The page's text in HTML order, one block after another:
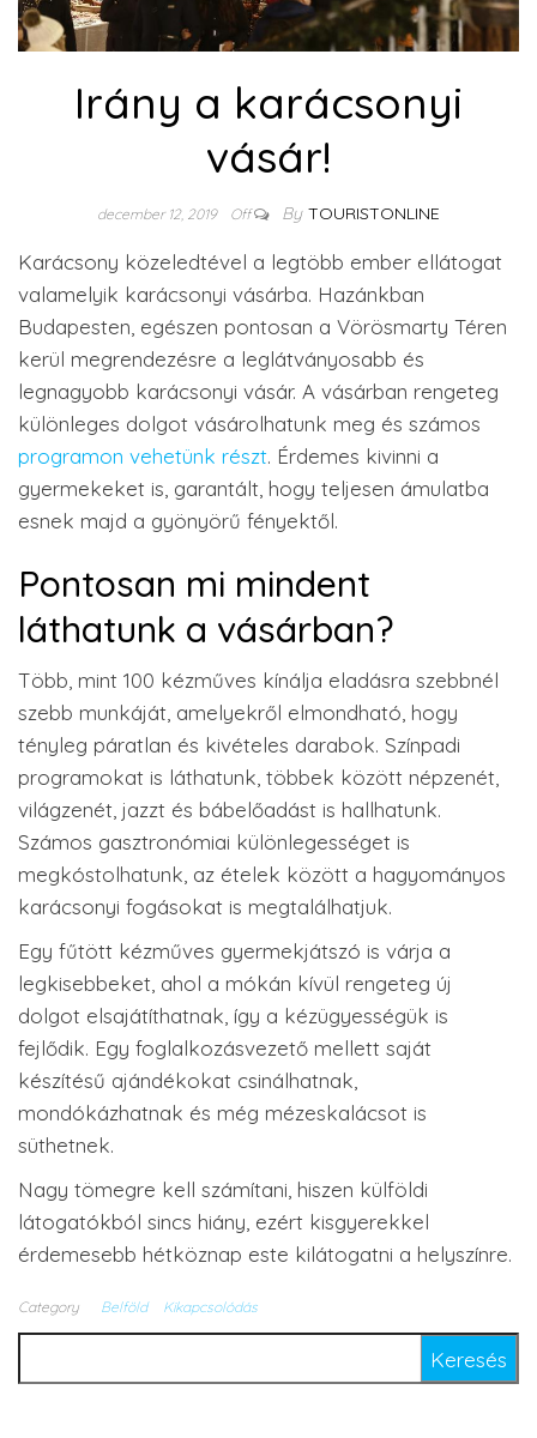
Irány a karácsonyi
vásár!
december 12, 2019 Off By TOURISTONLINE
Karácsony közeledtével a legtöbb ember ellátogat
valamelyik karácsonyi vásárba. Hazánkban
Budapesten, egészen pontosan a Vörösmarty Téren
kerül megrendezésre a leglátványosabb és
legnagyobb karácsonyi vásár. A vásárban rengeteg
különleges dolgot vásárolhatunk meg és számos
programon vehetünk részt. Érdemes kivinni a
gyermekeket is, garantált, hogy teljesen ámulatba
esnek majd a gyönyörű fényektől.
Pontosan mi mindent
láthatunk a vásárban?
Több, mint 100 kézműves kínálja eladásra szebbnél
szebb munkáját, amelyekről elmondható, hogy
tényleg páratlan és kivételes darabok. Színpadi
programokat is láthatunk, többek között népzenét,
világzenét, jazzt és bábelőadást is hallhatunk.
Számos gasztronómiai különlegességet is
megkóstolhatunk, az ételek között a hagyományos
karácsonyi fogásokat is megtalálhatjuk.
Egy fűtött kézműves gyermekjátszó is várja a
legkisebbeket, ahol a mókán kívül rengeteg új
dolgot elsajátíthatnak, így a kézügyességük is
fejlődik. Egy foglalkozásvezető mellett saját
készítésű ajándékokat csinálhatnak,
mondókázhatnak és még mézeskalácsot is
süthetnek.
Nagy tömegre kell számítani, hiszen külföldi
látogatókból sincs hiány, ezért kisgyerekkel
érdemesebb hétköznap este kilátogatni a helyszínre.
Category Belföld Kikapcsolódás